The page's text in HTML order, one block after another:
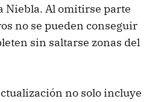
Niebla. Al omitirse parte
no se pueden conseguir
sin saltarse zonas del
no solo incluye